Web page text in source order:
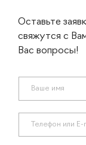
Оставьте
свяжутся с
Вас вопросы!